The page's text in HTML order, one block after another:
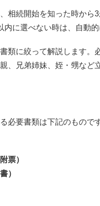
相続開始を知った時か
に選べない時は、自動
類に絞って解説します
、兄弟姉妹、姪・甥など
必要書類は下記のものです
票）
）